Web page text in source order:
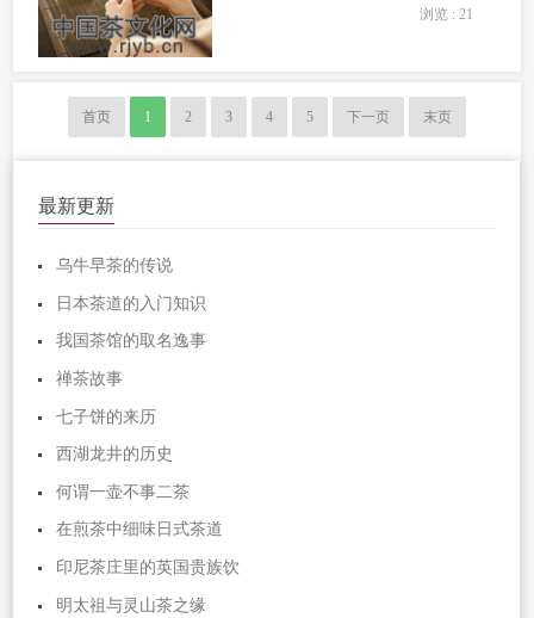
实七子的规制起自清代，《大清会典事
浏览 : 21
首页 1 2 3 4 5 下一页 末页
最新更新
乌牛早茶的传说
日本茶道的入门知识
我国茶馆的取名逸事
禅茶故事
七子饼的来历
西湖龙井的历史
何谓一壶不事二茶
在煎茶中细味日式茶道
印尼茶庄里的英国贵族饮
明太祖与灵山茶之缘